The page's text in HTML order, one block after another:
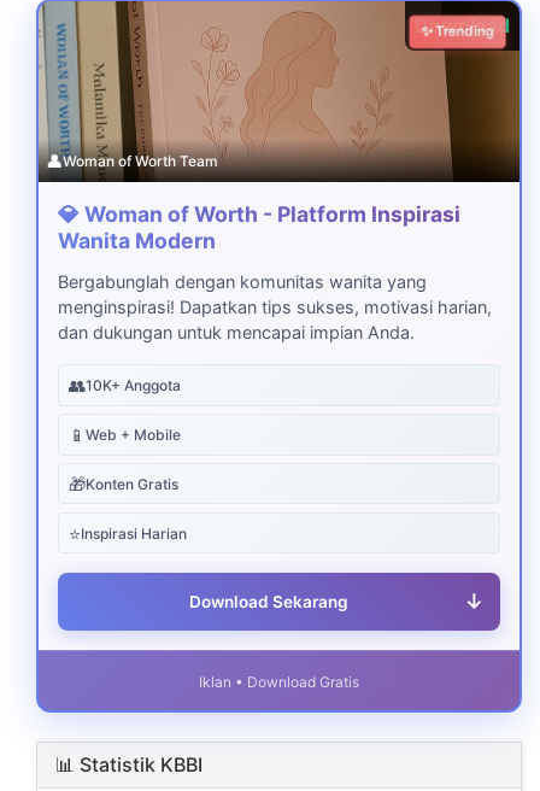
Download
✨ Trending
👤Woman of Worth Team
💎 Woman of Worth - Platform Inspirasi
Wanita Modern
Bergabunglah dengan komunitas wanita yang
menginspirasi! Dapatkan tips sukses, motivasi harian,
dan dukungan untuk mencapai impian Anda.
👥10K+ Anggota
📱 Web + Mobile
🎁Konten Gratis
⭐Inspirasi Harian
Download Sekarang ↓
Iklan • Download Gratis
📊 Statistik KBBI